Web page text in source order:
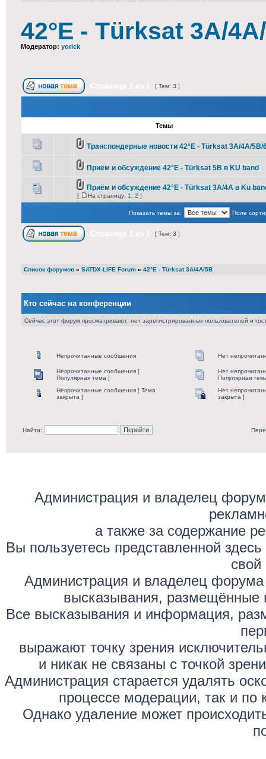
42°E - Türksat 3A/
Модератор: yorick
[ Тем: 3 ]
Темы
Транспондерные новости 42°E - Türksat 3A/4A/5B/
Приём и обсуждение 42°E - Türksat 5B в KU band
Приём и обсуждение 42°E - Türksat 3A/4A в Ku
[ На страницу: 1 2 ]
Показать темы за: Поле
[ Тем: 3 ]
Список форумов » SATDX-LIFE Forum » 42°E - Türksat 3A/4A/5B
Кто сейчас на конференции
Сейчас этот форум просматривают: нет зарегистрированных пользователей и
Непрочитанные сообщения Нет
Непрочитанные сообщения [
Популярная тема ]
Нет
Популярная
Непрочитанные сообщения [ Тема
закрыта ]
Нет
закрыта ]
Найти:
Администрация и владелец
а также за содержание
Вы пользуетесь представленной
свой
Администрация и владелец форума
высказывания, размещённые
Все высказывания и информация,
выражают точку зрения
и никак не связаны с точкой
Администрация старается удалять
процессе модерации, так и по
Однако удаление может